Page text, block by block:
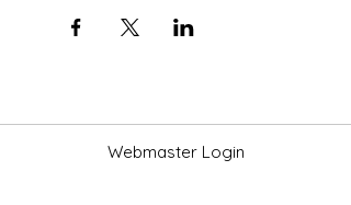
Webmaster Login